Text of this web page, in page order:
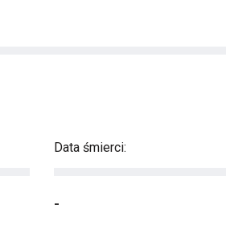
Data śmierci:
-